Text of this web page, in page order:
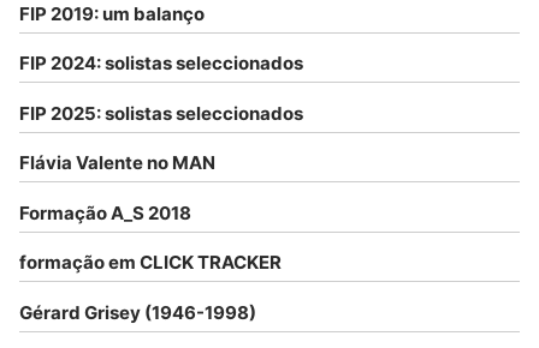
FIP 2019: um balanço
FIP 2024: solistas seleccionados
FIP 2025: solistas seleccionados
Flávia Valente no MAN
Formação A_S 2018
formação em CLICK TRACKER
Gérard Grisey (1946-1998)